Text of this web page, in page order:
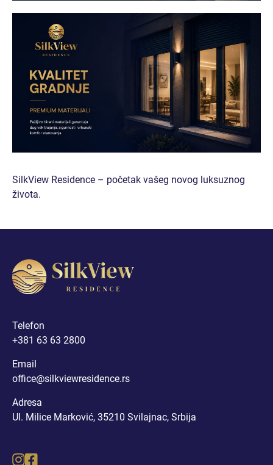
DVOSOBAN STAN II (RASPRODATO)
DVOSOBAN STAN III (RASPRODATO)
DVOSOBAN STAN IV
DVOSOBAN STAN V
DVOSOBAN STAN VI
DVOSOBAN STAN VII (RASPRODATO)
DVOSOBAN STAN X (RASPRODATO)
TROSOBAN
PENTHOUSE
SilkView Residence – početak vašeg novog luksuznog
života.
Telefon
+381 63 63 2800
Email
office@silkviewresidence.rs
Adresa
Ul. Milice Marković, 35210 Svilajnac, Srbija